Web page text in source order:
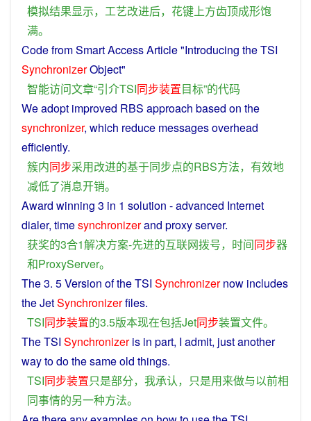
模拟结果显示， 工艺改进后， 花键上方齿顶成形饱
满。
CodefromSmartAccessArticle"Introducing the TSI
SynchronizerObject"
智能访问文章“引介TSI同步装置目标”的代码
Weadopt improved RBS approach based on the
synchronizer, which reduce messagesoverhead
efficiently.
簇内同步采用改进的基于同步点的RBS方法， 有效地
减低了消息开销。
Award winning 3 in 1 solution -advanced Internet
dialer, timesynchronizerand proxy server.
获奖的3合1解决方案-先进的互联网拨号， 时间同步器
和ProxyServer。
The 3. 5Version ofthe TSI Synchronizer now includes
the JetSynchronizerfiles.
TSI同步装置的3.5版本现在包括Jet同步装置文件。
The TSI Synchronizeris in part, I admit, justanother
waytodothesameold things.
TSI同步装置只是部分， 我承认， 只是用来做与以前相
同事情的另一种方法。